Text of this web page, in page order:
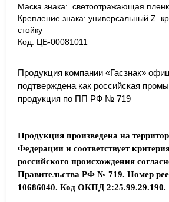
Маска знака: светоотражающая
Крепление знака: универсальный Z
стойку
Код: ЦБ-00081011
Продукция компании «Гасзнак»
подтверждена как российская
продукция по ПП РФ № 719
Продукция произведена на
Федерации и соответствует
российского происхождения
Правительства РФ № 719. Номер
10686040. Код ОКПД 2:25.99.29.190.